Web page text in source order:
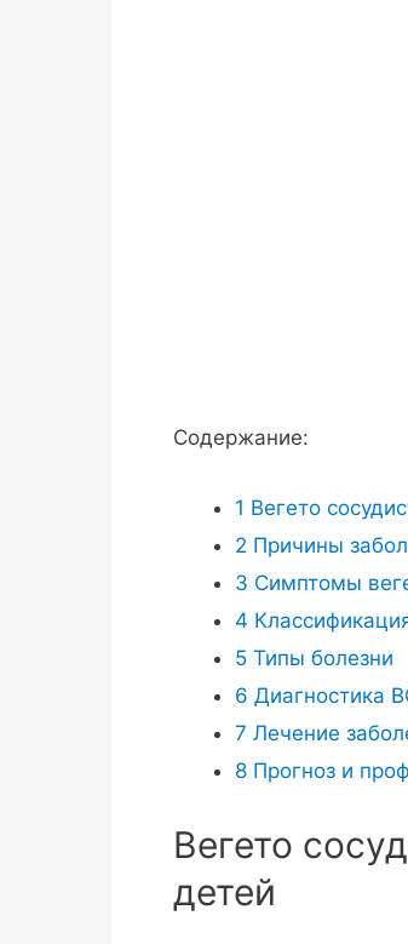
Содержание:
1 Вегето
2 Причины
3 Симптомы
4
5 Типы болезни
6 Диагностика
7 Лечение
8 Прогноз и
Вегето
детей